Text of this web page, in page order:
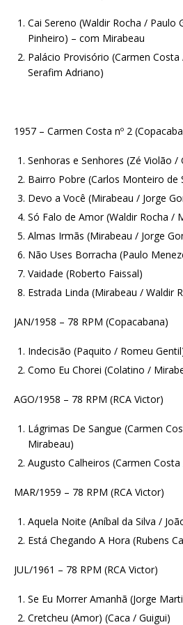
Cai Sereno (Waldir Rocha / Paulo
Pinheiro) – com Mirabeau
Palácio Provisório (Carmen
Serafim Adriano)
1957 – Carmen Costa nº 2
Senhoras e Senhores (Zé Violão /
Bairro Pobre (Carlos Monteiro de
Devo a Você (Mirabeau / Jorge
Só Falo de Amor (Waldir Rocha /
Almas Irmãs (Mirabeau / Jorge
Não Uses Borracha (Paulo
Vaidade (Roberto Faissal)
Estrada Linda (Mirabeau / Waldir
JAN/1958 – 78 RPM (Copacabana)
Indecisão (Paquito / Romeu
Como Eu Chorei (Colatino /
AGO/1958 – 78 RPM (RCA Victor)
Lágrimas De Sangue (Carmen
Mirabeau)
Augusto Calheiros (Carmen
MAR/1959 – 78 RPM (RCA Victor)
Aquela Noite (Aníbal da Silva /
Está Chegando A Hora (Rubens
JUL/1961 – 78 RPM (RCA Victor)
Se Eu Morrer Amanhã (Jorge
Cretcheu (Amor) (Caca / Guigui)